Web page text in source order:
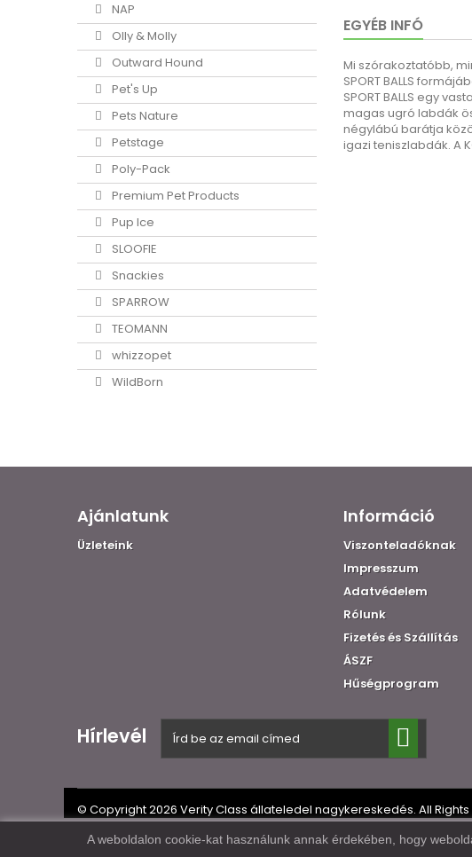
NAP
Olly & Molly
Outward Hound
Pet's Up
Pets Nature
Petstage
Poly-Pack
Premium Pet Products
Pup Ice
SLOOFIE
Snackies
SPARROW
TEOMANN
whizzopet
WildBorn
EGYÉB INFÓ
Mi szórakoztatóbb,
SPORT BALLS
SPORT BALLS egy
magas ugró labdák
négylábú barátja
igazi teniszlabdák. A
Ajánlatunk
Üzleteink
Információ
Viszonteladóknak
Impresszum
Adatvédelem
Rólunk
Fizetés és Szállítás
ÁSZF
Hűségprogram
© Copyright 2026 Verity Class állateledel nagykereskedés. All Rights
Hírlevél
A weboldalon cookie-kat használunk annak érdekében, hogy